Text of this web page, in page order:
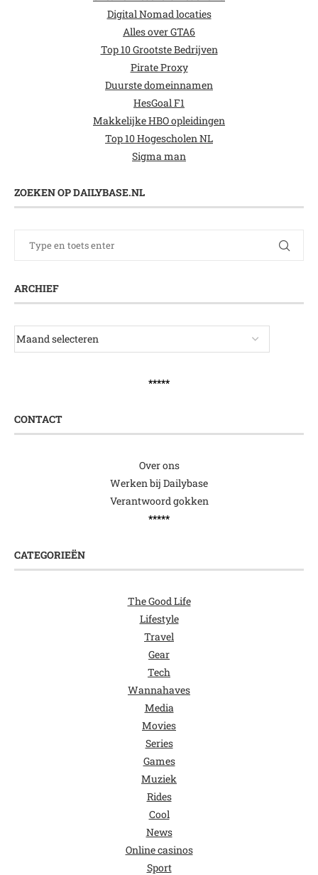
Digital Nomad locaties
Alles over GTA6
Top 10 Grootste Bedrijven
Pirate Proxy
Duurste domeinnamen
HesGoal F1
Makkelijke HBO opleidingen
Top 10 Hogescholen NL
Sigma man
ZOEKEN OP DAILYBASE.NL
ARCHIEF
*****
CONTACT
Over ons
Werken bij Dailybase
Verantwoord gokken
*****
CATEGORIEËN
The Good Life
Lifestyle
Travel
Gear
Tech
Wannahaves
Media
Movies
Series
Games
Muziek
Rides
Cool
News
Online casinos
Sport